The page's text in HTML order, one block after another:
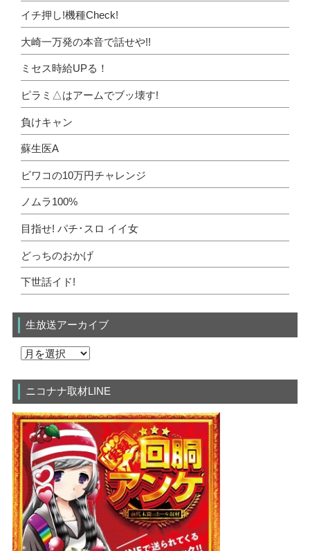
イチ押し!機種Check!
大崎一万発の本音で話せや!!
ミセス時給UPる！
ピラミ△はアームでブッ壊す!
負けキャン
蘇生医A
ビワコの10万円チャレンジ
ノムラ100%
目指せ! パチ･スロ イイ女
どっちのおかげ
下世話イド!
生放送アーカイブ
ニコナナ取材LINE